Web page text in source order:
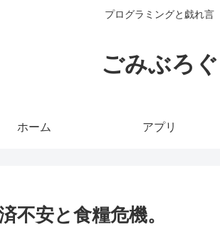
プログラミングと戯れ言
ごみぶろぐ
ホーム アプリ
不安と食糧危機。